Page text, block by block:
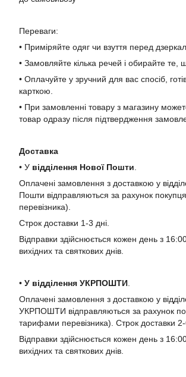
Переваги:
• Приміряйте одяг чи взуття перед
• Замовляйте кілька речей і обирайте те,
• Оплачуйте у зручний для вас спосіб,
карткою.
• При замовленні товару з магазину
товар одразу після підтвердження
Доставка
• У відділення Нової Пошти
Оплачені замовлення з доставкою у
Пошти відправляються за рахунок
перевізника).
Строк доставки 1-3 дні.
Відправки здійснюється кожен день з
вихідних та святкових днів.
• У відділення УКРПОШТИ
Оплачені замовлення з доставкою у
УКРПОШТИ відправляються за рахунок
тарифами перевізника). Строк доставки 2-
Відправки здійснюється кожен день з
вихідних та святкових днів.